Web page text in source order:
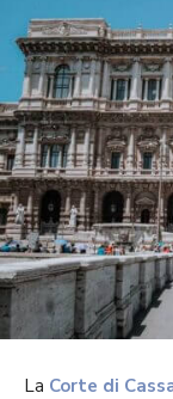
La Corte di